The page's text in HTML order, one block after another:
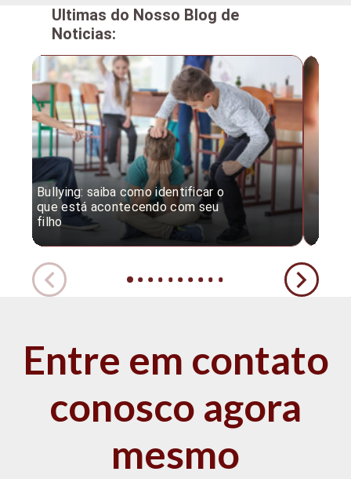
Ultimas do Nosso Blog de
Noticias:
Bullying: saiba como identificar o
que está acontecendo com seu
filho
Entre em contato
conosco agora
mesmo